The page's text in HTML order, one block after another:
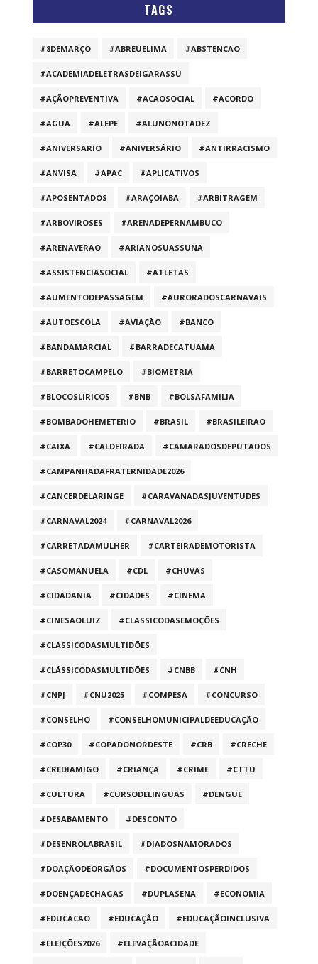
TAGS
#8DEMARÇO #ABREUELIMA #ABSTENCAO
#ACADEMIADELETRASDEIGARASSU
#AÇÃOPREVENTIVA #ACAOSOCIAL #ACORDO
#AGUA #ALEPE #ALUNONOTADEZ
#ANIVERSARIO #ANIVERSÁRIO #ANTIRRACISMO
#ANVISA #APAC #APLICATIVOS
#APOSENTADOS #ARAÇOIABA #ARBITRAGEM
#ARBOVIROSES #ARENADEPERNAMBUCO
#ARENAVERAO #ARIANOSUASSUNA
#ASSISTENCIASOCIAL #ATLETAS
#AUMENTODEPASSAGEM #AURORADOSCARNAVAIS
#AUTOESCOLA #AVIAÇÃO #BANCO
#BANDAMARCIAL #BARRADECATUAMA
#BARRETOCAMPELO #BIOMETRIA
#BLOCOSLIRICOS #BNB #BOLSAFAMILIA
#BOMBADOHEMETERIO #BRASIL #BRASILEIRAO
#CAIXA #CALDEIRADA #CAMARADOSDEPUTADOS
#CAMPANHADAFRATERNIDADE2026
#CANCERDELARINGE #CARAVANADASJUVENTUDES
#CARNAVAL2024 #CARNAVAL2026
#CARRETADAMULHER #CARTEIRADEMOTORISTA
#CASOMANUELA #CDL #CHUVAS
#CIDADANIA #CIDADES #CINEMA
#CINESAOLUIZ #CLASSICODASEMOÇÕES
#CLASSICODASMULTIDÕES
#CLÁSSICODASMULTIDÕES #CNBB #CNH
#CNPJ #CNU2025 #COMPESA #CONCURSO
#CONSELHO #CONSELHOMUNICIPALDEEDUCAÇÃO
#COP30 #COPADONORDESTE #CRB #CRECHE
#CREDIAMIGO #CRIANÇA #CRIME #CTTU
#CULTURA #CURSODELINGUAS #DENGUE
#DESABAMENTO #DESCONTO
#DESENROLABRASIL #DIADOSNAMORADOS
#DOAÇÃODEÓRGÃOS #DOCUMENTOSPERDIDOS
#DOENÇADECHAGAS #DUPLASENA #ECONOMIA
#EDUCACAO #EDUCAÇÃO #EDUCAÇÃOINCLUSIVA
#ELEIÇÕES2026 #ELEVAÇÃOACIDADE